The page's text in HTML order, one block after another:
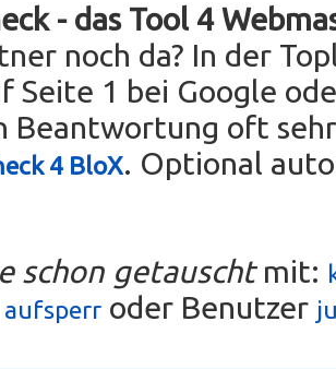
- das Tool 4
noch da? In der
Seite 1 bei Google
Beantwortung oft
4 BloX. Optional
schon getauschtmit:
aufsperr oder Benutzer